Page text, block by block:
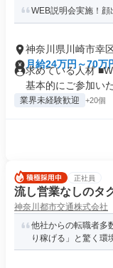
WEB説明会実施！顔
神奈川県川崎市幸
月給24万円～70万
求めている人材
基本的にご参加い
業界未経験歓迎 +20個
正社員
流し営業なしのタ
神奈川都市交通株式会社
他社からの転職者多
り稼げる」と驚く環